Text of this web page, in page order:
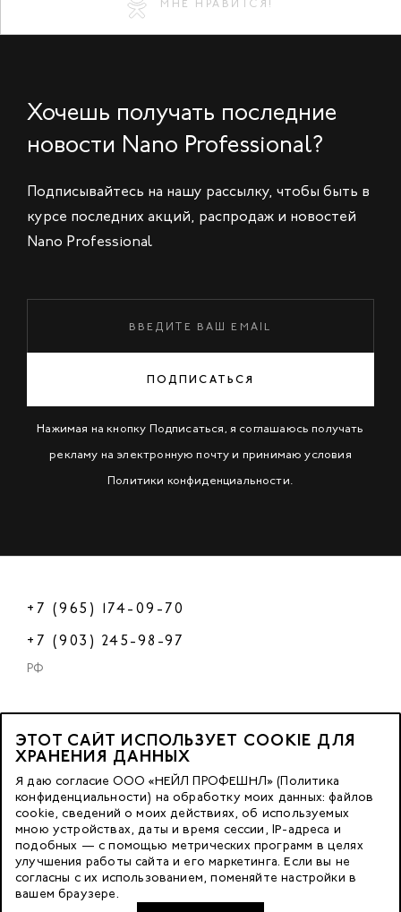
МНЕ НРАВИТСЯ!
Хочешь получать последние
новости Nano Professional?
Подписывайтесь на нашу рассылку, чтобы быть в
курсе последних акций, распродаж и новостей
Nano Professional
ПОДПИСАТЬСЯ
Нажимая на кнопку Подписаться, я соглашаюсь получать
рекламу на электронную почту и принимаю условия
Политики конфиденциальности.
+7 (965) 174-09-70
+7 (903) 245-98-97
РФ
2023 © OOO «Нейл Профешнл».
Все права защищены.
Москва, м. Калужская,
ул. Бутлерова д. 17
«БЦ Нео Гео»^
этаж. 3, офис 3079
ЭТОТ САЙТ ИСПОЛЬЗУЕТ COOKIE ДЛЯ
ХРАНЕНИЯ ДАННЫХ
Я даю согласие ООО «НЕЙЛ ПРОФЕШНЛ» (Политика
конфиденциальности) на обработку моих данных: файлов
cookie, сведений о моих действиях, об используемых
мною устройствах, даты и время сессии, IP-адреса и
подобных — с помощью метрических программ в целях
улучшения работы сайта и его маркетинга. Если вы не
согласны с их использованием, поменяйте настройки в
вашем браузере.